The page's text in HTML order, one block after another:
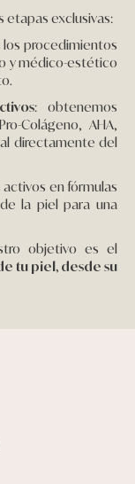
etapas exclusivas:
los procedimientos
y médico-estético
: obtenemos
Colágeno, AHA,
directamente del
en fórmulas
la piel para una
objetivo es el
tu piel, desde su